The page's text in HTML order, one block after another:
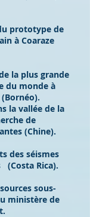
prototype de
à Coaraze
la plus grande
du monde à
la vallée de la
de
(Chine).
des séismes
(Costa Rica).
sous-
ministère de